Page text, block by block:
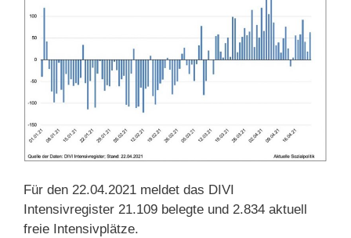
Für den 22.04.2021 meldet das DIVI
Intensivregister 21.109 belegte und 2.834 aktuell
freie Intensivplätze.